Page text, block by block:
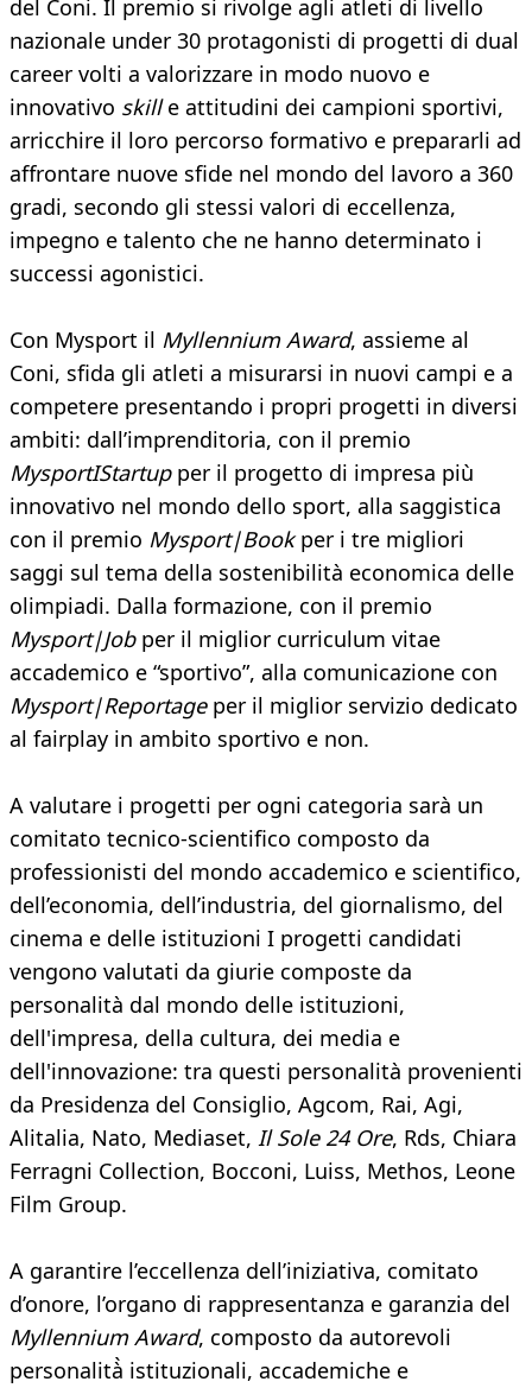
del Coni. Il premio si rivolge agli atleti di livello
nazionale under 30 protagonisti di progetti di dual
career volti a valorizzare in modo nuovo e
innovativo skille attitudini dei campioni sportivi,
arricchire il loro percorso formativo e prepararli ad
affrontare nuove sfide nel mondo del lavoro a 360
gradi, secondo gli stessi valori di eccellenza,
impegno e talento che ne hanno determinato i
successi agonistici.
Con Mysport il Myllennium Award, assieme al
Coni, sfida gli atleti a misurarsi in nuovi campi e a
competere presentando i propri progetti in diversi
ambiti: dall’imprenditoria, con il premio
MysportIStartupper il progetto di impresa più
innovativo nel mondo dello sport, alla saggistica
con il premio Mysport|Bookper i tre migliori
saggi sul tema della sostenibilità economica delle
olimpiadi. Dalla formazione, con il premio
Mysport|Jobper il miglior curriculum vitae
accademico e “sportivo”, alla comunicazione con
Mysport|Reportageper il miglior servizio dedicato
al fairplay in ambito sportivo e non.
A valutare i progetti per ogni categoria sarà un
comitato tecnico-scientifico composto da
professionisti del mondo accademico e scientifico,
dell’economia, dell’industria, del giornalismo, del
cinema e delle istituzioni I progetti candidati
vengono valutati da giurie composte da
personalità dal mondo delle istituzioni,
dell'impresa, della cultura, dei media e
dell'innovazione: tra questi personalità provenienti
da Presidenza del Consiglio, Agcom, Rai, Agi,
Alitalia, Nato, Mediaset, Il Sole 24 Ore, Rds, Chiara
Ferragni Collection, Bocconi, Luiss, Methos, Leone
Film Group.
A garantire l’eccellenza dell’iniziativa, comitato
d’onore, l’organo di rappresentanza e garanzia del
Myllennium Award, composto da autorevoli
personalità̀ istituzionali, accademiche e